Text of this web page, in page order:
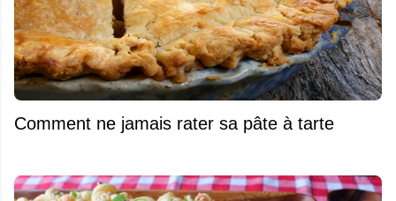
Comment ne jamais rater sa pâte à tarte